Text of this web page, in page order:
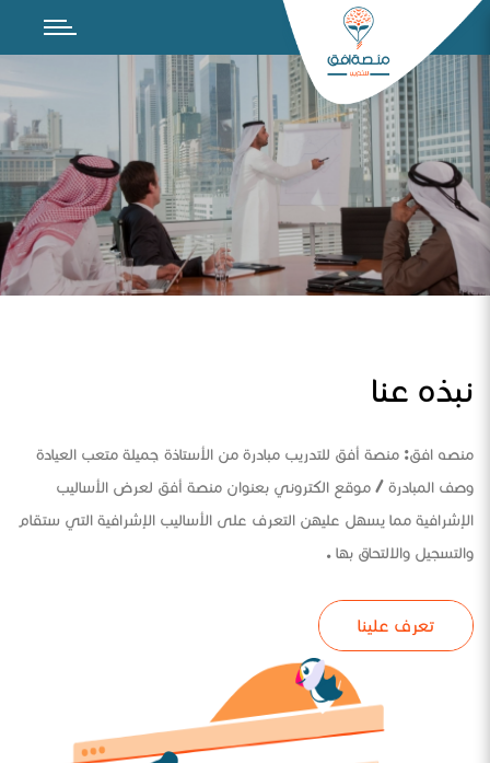
نبذه عنا
منصه افق: منصة أفق للتدريب مبادرة من الأستاذة جميلة متعب العيادة
وصف المبادرة / موقع الكتروني بعنوان منصة أفق لعرض الأساليب
الإشرافية مما يسهل عليهن التعرف على الأساليب الإشرافية التي ستقام
والتسجيل والالتحاق بها .
تعرف علينا